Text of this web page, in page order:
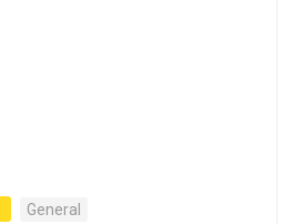
General